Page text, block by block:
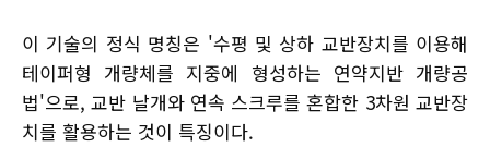
이 기술의 정식 명칭은 '수평 및 상하 교반장치를 이용해
테이퍼형 개량체를 지중에 형성하는 연약지반 개량공
법'으로, 교반 날개와 연속 스크루를 혼합한 3차원 교반장
치를 활용하는 것이 특징이다.